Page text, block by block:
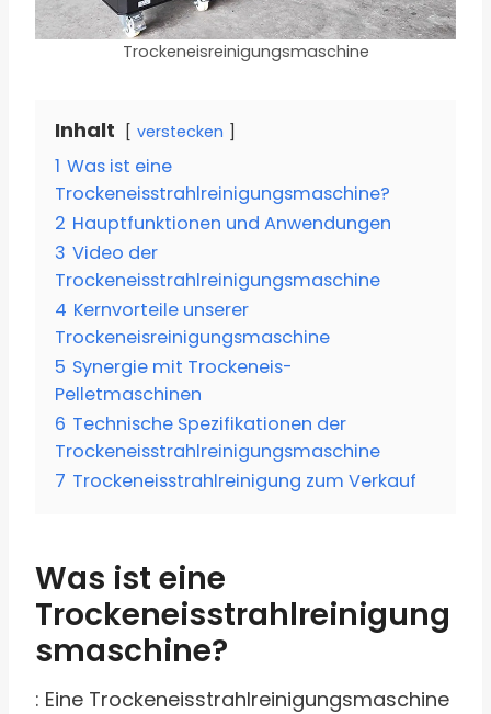
Trockeneisreinigungsmaschine
Inhalt verstecken
1 Was ist eine
Trockeneisstrahlreinigungsmaschine?
2 Hauptfunktionen und Anwendungen
3 Video der
Trockeneisstrahlreinigungsmaschine
4 Kernvorteile unserer
Trockeneisreinigungsmaschine
5 Synergie mit Trockeneis-
Pelletmaschinen
6 Technische Spezifikationen der
Trockeneisstrahlreinigungsmaschine
7 Trockeneisstrahlreinigung zum Verkauf
Was ist eine
Trockeneisstrahlreinigung
smaschine?
: Eine Trockeneisstrahlreinigungsmaschine